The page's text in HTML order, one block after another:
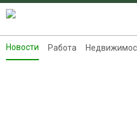
Новости
Новости Работа